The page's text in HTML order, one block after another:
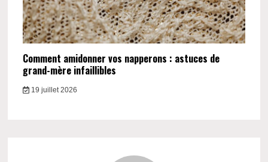
Comment amidonner vos napperons : astuces de
grand-mère infaillibles
19 juillet 2026